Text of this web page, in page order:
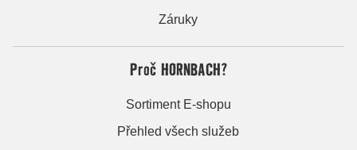
Záruky
Proč HORNBACH?
Sortiment E-shopu
Přehled všech služeb